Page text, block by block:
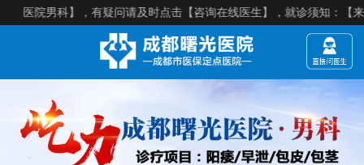
院男科】，有疑问请及时点击【咨询在线医生】，就诊须知：【来院